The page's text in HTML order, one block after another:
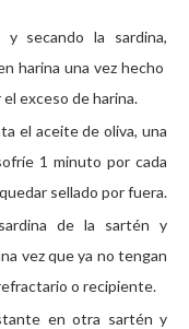
y secando la sardina,
harina una vez hecho
exceso de harina.
el aceite de oliva, una
1 minuto por cada
sellado por fuera.
de la sartén y
vez que ya no tengan
o recipiente.
en otra sartén y